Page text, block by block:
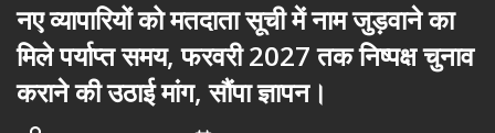
नए व्यापारियों को मतदाता सूची में नाम जुड़वाने का
मिले पर्याप्त समय, फरवरी 2027 तक निष्पक्ष चुनाव
कराने की उठाई मांग, सौंपा ज्ञापन।